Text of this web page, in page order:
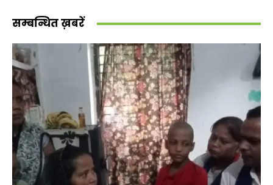
सम्बन्धित ख़बरें